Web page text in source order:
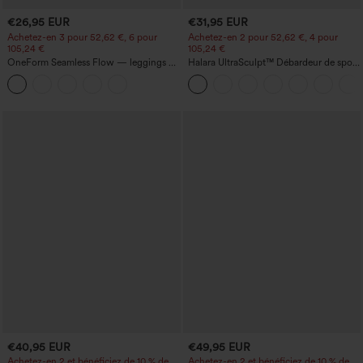
€26,95 EUR
Achetez-en 3 pour 52,62 €, 6 pour
105,24 €
OneForm Seamless Flow — leggings de
yoga sans coutures, taille mi-haute, effet
gainant pour le ventre et liftant pour les
fesses
€31,95 EUR
Achetez-en 2 pour 52,62 €, 4 pour
105,24 €
Halara UltraSculpt™ Débardeur de sport
à col rond et ourlet arrondi
€40,95 EUR €49,95 EUR